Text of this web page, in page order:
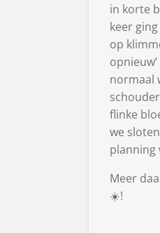
in korte
keer
op
normaal
flinke
we
planning
Meer
☀️!